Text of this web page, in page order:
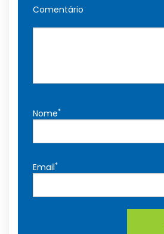
Comentário
Nome*
Email*